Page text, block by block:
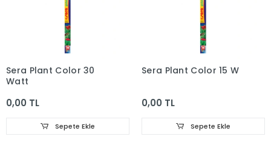
Sera Plant Color 30
Watt
0,00 TL
Sepete Ekle
Sera Plant Color 15 W
0,00 TL
Sepete Ekle